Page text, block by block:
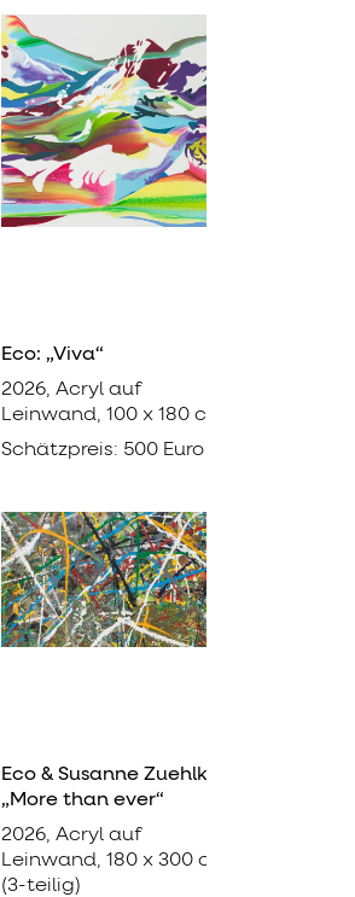
Eco: „Viva“
2026, Acryl auf
Leinwand, 100 x 180 cm
Schätzpreis: 500 Euro
Eco & Susanne Zuehlke:
„More than ever“
2026, Acryl auf
Leinwand, 180 x 300 cm
(3-teilig)